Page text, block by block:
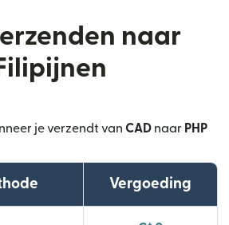
naar
Filipijnen
je verzendt van CADnaar PHP
Vergoeding